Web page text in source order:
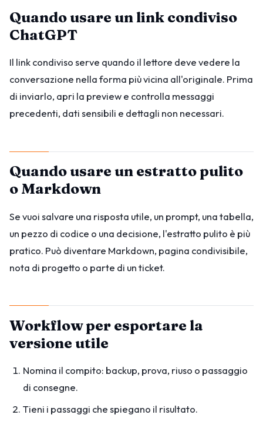
Quando usare un link condiviso
ChatGPT
Il link condiviso serve quando il lettore deve vedere la
conversazione nella forma più vicina all'originale. Prima
di inviarlo, apri la preview e controlla messaggi
precedenti, dati sensibili e dettagli non necessari.
Quando usare un estratto pulito
o Markdown
Se vuoi salvare una risposta utile, un prompt, una tabella,
un pezzo di codice o una decisione, l'estratto pulito è più
pratico. Può diventare Markdown, pagina condivisibile,
nota di progetto o parte di un ticket.
Workflow per esportare la
versione utile
Nomina il compito: backup, prova, riuso o passaggio
di consegne.
Tieni i passaggi che spiegano il risultato.